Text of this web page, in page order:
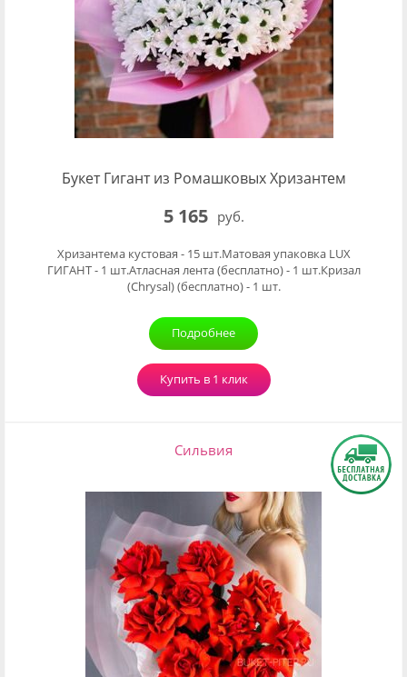
Букет Гигант из Ромашковых Хризантем
5 165 руб.
Хризантема кустовая - 15 шт.Матовая упаковка LUX
ГИГАНТ - 1 шт.Атласная лента (бесплатно) - 1 шт.Кризал
(Chrysal) (бесплатно) - 1 шт.
Подробнее
Купить в 1 клик
Сильвия